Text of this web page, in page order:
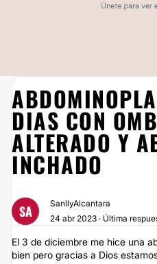
DIAS CON
ALTERADO Y
INCHADO
SA
SanllyAlcantara
24 abr 2023 · Última
El 3 de diciembre me hice una
bien pero gracias a Dios